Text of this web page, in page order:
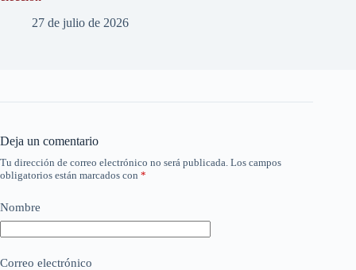
27 de julio de 2026
Deja un comentario
Tu dirección de correo electrónico no será publicada. Los campos
obligatorios están marcados con *
Nombre
Correo electrónico